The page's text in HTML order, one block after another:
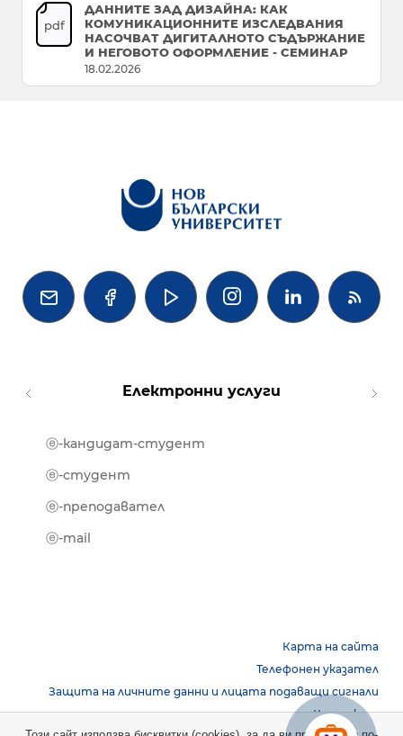
pdf
ДАННИТЕ ЗАД ДИЗАЙНА: КАК
КОМУНИКАЦИОННИТЕ ИЗСЛЕДВАНИЯ
НАСОЧВАТ ДИГИТАЛНОТО СЪДЪРЖАНИЕ
И НЕГОВОТО ОФОРМЛЕНИЕ - СЕМИНАР
18.02.2026
   
Електронни услуги
ⓔ-кандидат-студент
ⓔ-студент
ⓔ-преподавател
ⓔ-mail
Карта на сайта
Телефонен указател
Защита на личните данни и лицата подаващи сигнали
Контакти